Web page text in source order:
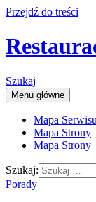
Przejdź do treści
Szukaj
Menu główne
Mapa Serwisu
Mapa Strony
Mapa Strony
Szukaj:
Porady